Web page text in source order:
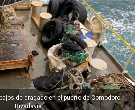
de dragado en el puerto de Comodoro
Rivadavia